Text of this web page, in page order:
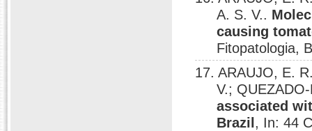
A. S. V..
causing
Fitopatologia,
17. ARAUJO, E.
V.;
associated
Brazil , In: 44